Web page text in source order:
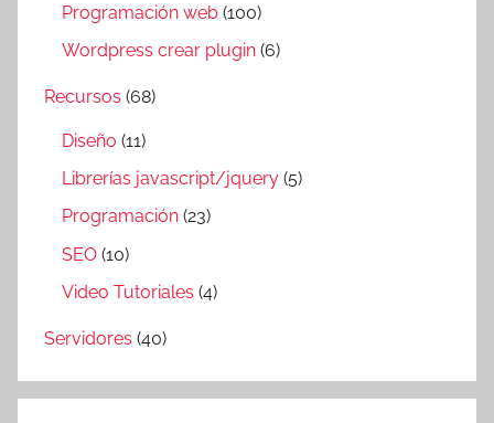
Programación web (100)
Wordpress crear plugin (6)
Recursos (68)
Diseño (11)
Librerías javascript/jquery (5)
Programación (23)
SEO (10)
Video Tutoriales (4)
Servidores (40)